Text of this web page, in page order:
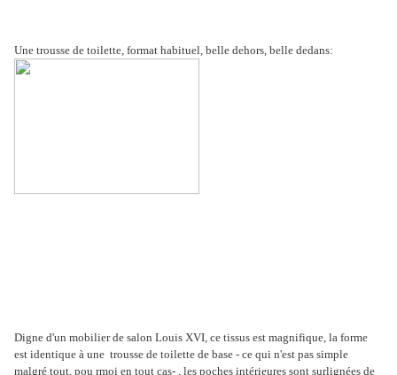
Une trousse de toilette, format habituel, belle dehors, belle dedans:
Digne d'un mobilier de salon Louis XVI, ce tissus est magnifique, la forme
est identique à une trousse de toilette de base - ce qui n'est pas simple
malgré tout, pou rmoi en tout cas- , les poches intérieures sont surlignées de